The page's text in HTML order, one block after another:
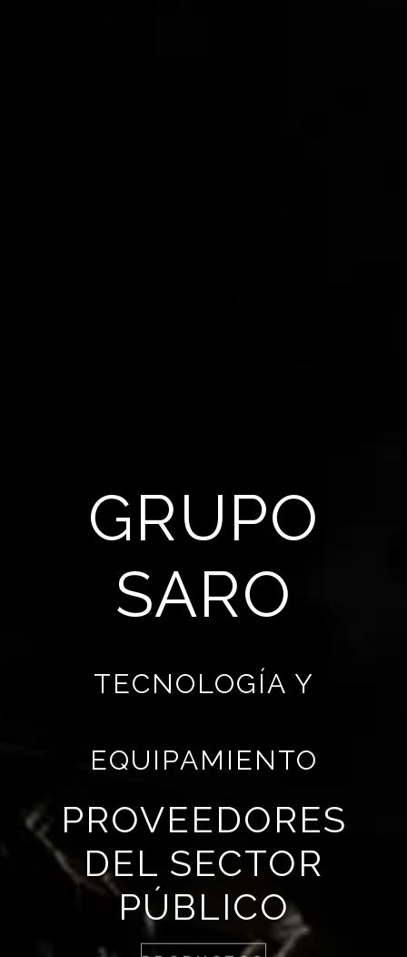
GRUPO
SARO
TECNOLOGÍA Y
EQUIPAMIENTO
PROVEEDORES
DEL SECTOR
PÚBLICO